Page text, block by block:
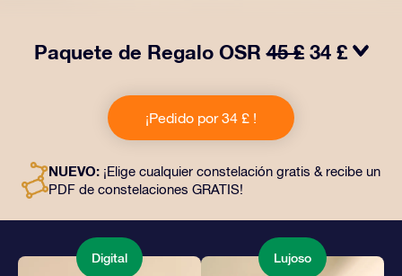
Paquete de Regalo OSR45 £ 34 £
OSR! Este regalo incluye un bonito sobre y documentos
personalizados enviados a la dirección que elijas,
además de documentos digitales y el uso gratuito de
obsequiar un regalo eterno a amigos y seres queridos.
¡Pedido por 34 £ !
NUEVO: ¡Elige cualquier constelación gratis & recibe un
PDF de constelaciones GRATIS!
Digital Lujoso